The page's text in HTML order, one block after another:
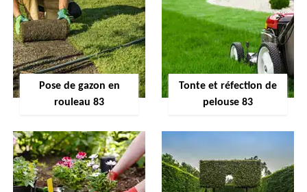
Pose de gazon en
rouleau 83
Tonte et réfection de
pelouse 83